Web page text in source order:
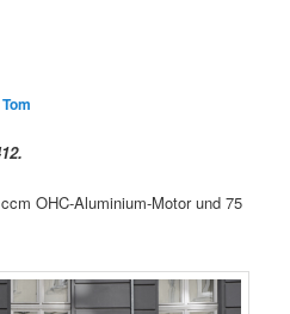
Tom
OHC-Aluminium-Motor und 75